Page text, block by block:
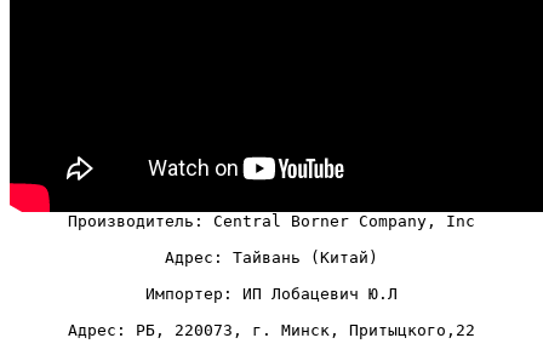
Производитель: Central Borner Company, Inc
Адрес: Тайвань (Китай)
Импортер: ИП Лобацевич Ю.Л
Адрес: РБ, 220073, г. Минск, Притыцкого,22